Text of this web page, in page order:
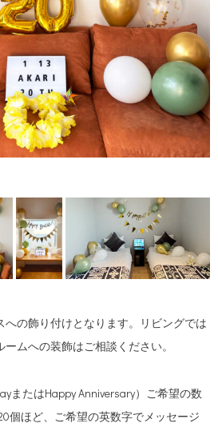
の飾り付けとなります。リビングでは
ムへの装飾はご相談ください。
またはHappy Anniversary）ご希望の数
個ほど、ご希望の英数字でメッセージ